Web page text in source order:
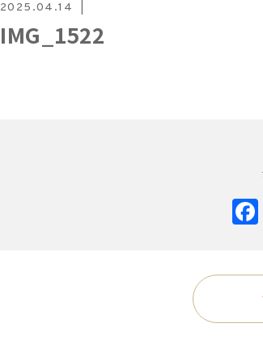
2025.04.14
IMG_1522